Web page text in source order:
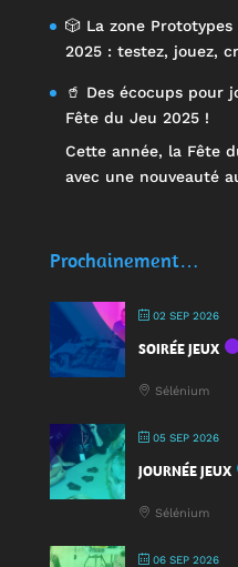
🎲 La zone
2025 : testez, jouez,
🥤 Des écocups pour
Fête du Jeu 2025 !
Cette année, la Fête
avec une nouveauté
Prochainement…
02 SEP 2026
SOIRÉE JEUX
Sélénium
05 SEP 2026
JOURNÉE JEUX
Sélénium
06 SEP 2026